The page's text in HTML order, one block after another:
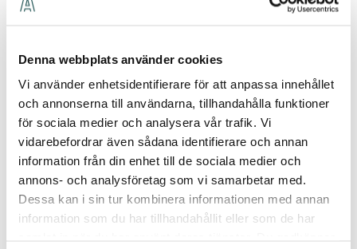
Denna webbplats använder cookies
Vi använder enhetsidentifierare för att anpassa innehållet
och annonserna till användarna, tillhandahålla funktioner
för sociala medier och analysera vår trafik. Vi
vidarebefordrar även sådana identifierare och annan
information från din enhet till de sociala medier och
annons- och analysföretag som vi samarbetar med.
Dessa kan i sin tur kombinera informationen med annan
information som du har tillhandahållit eller som de har
avstängning, Silhouet
Köksblandare Silhouet med hög pip. Stilren skandinavisk design.
Färg: Matt svart
kallt vatten.
Rub Clean: Lätt att utan redskap och kemikalier ta bort
kalkavlagringar från strålsamlare. Gnugga bara med ett